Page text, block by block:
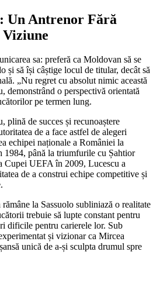
Un Antrenor Fără
Viziune
sa: preferă ca Moldovan să se
și să își câștige locul de titular, decât să
„Nu regret cu absolut nimic această
demonstrând o perspectivă orientată
pe termen lung.
plină de succes și recunoaștere
de a face astfel de alegeri
echipei naționale a României la
1984, până la triumfurile cu Șahtior
Cupei UEFA în 2009, Lucescu a
de a construi echipe competitive și
la Sassuolo subliniază o realitate
trebuie să lupte constant pentru
dificile pentru carierele lor. Sub
și vizionar ca Mircea
unică de a-și sculpta drumul spre